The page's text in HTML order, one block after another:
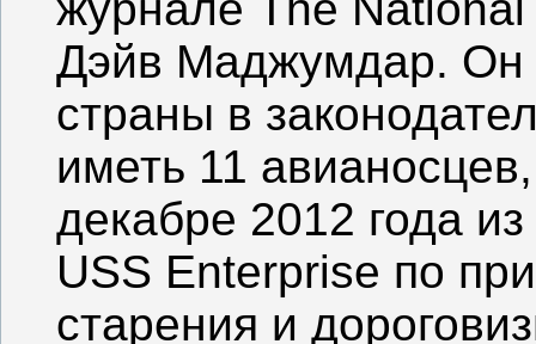
Дэйв Маджумдар.
страны в
иметь 11
декабре 2012 года
USS Enterprise по
старения и